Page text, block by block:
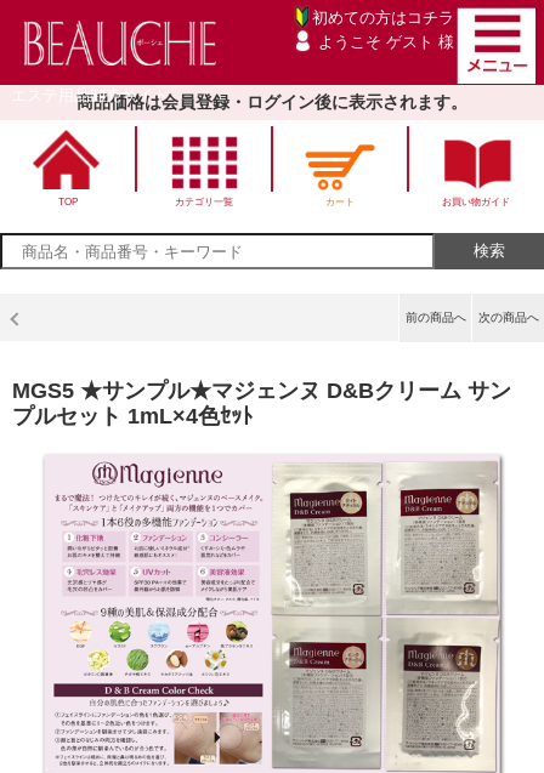
エステ用品卸売サイト
初めての方は コチラ
ようこそ ゲスト 様
商品価格は会員登録・ログイン後に表示されます。
TOP カテゴリ一覧 カート お買い物ガイド
次の商品へ
前の商品へ
MGS5 ★サンプル★マジェンヌ D&Bクリーム サン
プルセット 1mL×4色ｾｯﾄ